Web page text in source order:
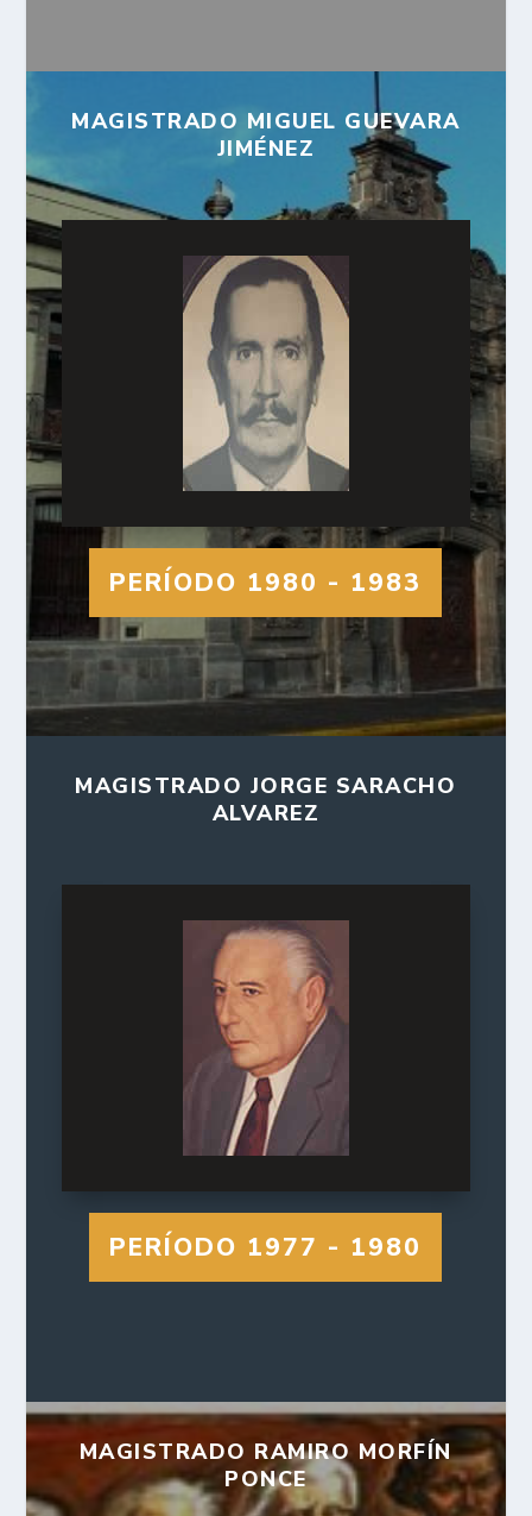
MAGISTRADO MIGUEL GUEVARA
JIMÉNEZ
PERÍODO 1980 - 1983
MAGISTRADO JORGE SARACHO
ALVAREZ
PERÍODO 1977 - 1980
MAGISTRADO RAMIRO MORFÍN
PONCE